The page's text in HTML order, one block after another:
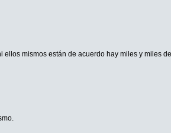
mismos están de acuerdo hay miles y miles